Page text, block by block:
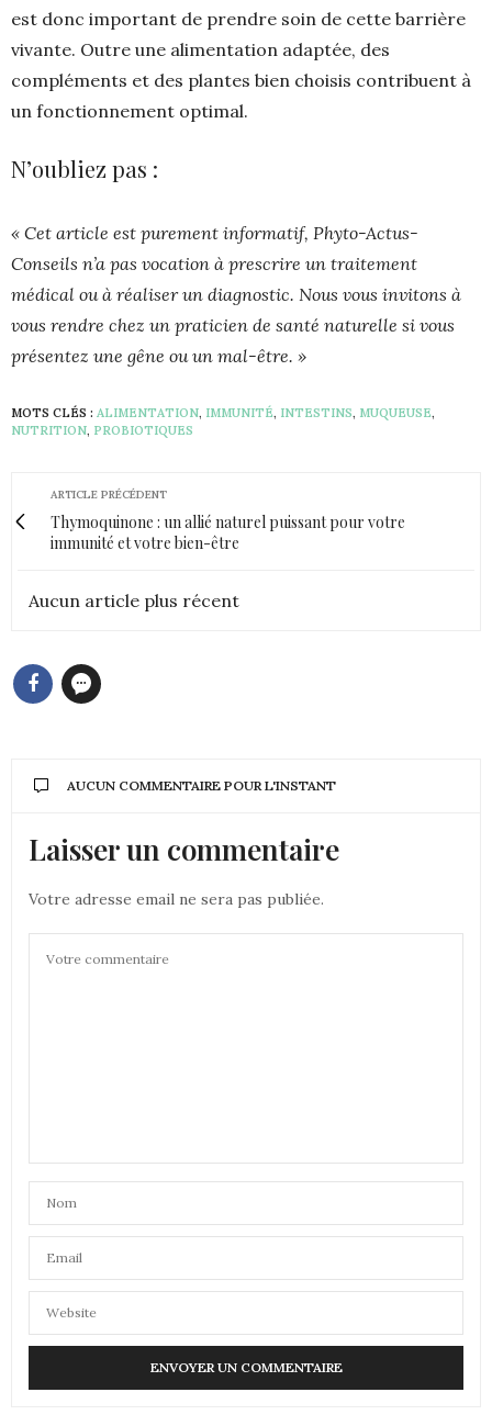
est donc important de prendre soin de cette barrière
vivante. Outre une alimentation adaptée, des
compléments et des plantes bien choisis contribuent à
un fonctionnement optimal.
N’oubliez pas :
« Cet article est purement informatif, Phyto-Actus-
Conseils n’a pas vocation à prescrire un traitement
médical ou à réaliser un diagnostic. Nous vous invitons à
vous rendre chez un praticien de santé naturelle si vous
présentez une gêne ou un mal-être. »
MOTS CLÉS : ALIMENTATION, IMMUNITÉ, INTESTINS, MUQUEUSE,
NUTRITION, PROBIOTIQUES
ARTICLE PRÉCÉDENT
Thymoquinone : un allié naturel puissant pour votre
immunité et votre bien-être
Aucun article plus récent
AUCUN COMMENTAIRE POUR L'INSTANT
Laisser un commentaire
Votre adresse email ne sera pas publiée.